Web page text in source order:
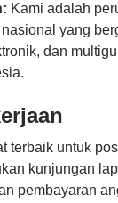
Kami adalah
yang
dan
terbaik untuk
kunjungan
pembayaran